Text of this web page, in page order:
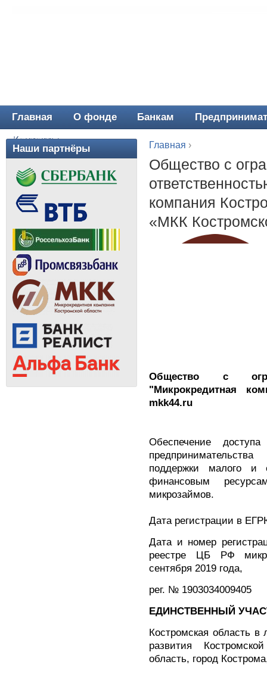
Главная ›
Общество с
компания
«МКК
Общество с
"Микрокредитная
mkk44.ru
Обеспечение
поддержки малого и
финансовым
микрозаймов.
Дата регистрации в
Дата и номер
реестре ЦБ РФ
сентября 2019 года,
рег. № 1903034009405
ЕДИНСТВЕННЫЙ
Костромская область в
развития
область, город
Главное меню
Главная О фонде Банкам
Контакты
Наши партнёры